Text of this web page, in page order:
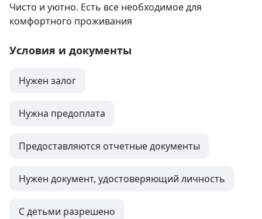
Чисто и уютно. Есть все необходимое для
комфортного проживания
Условия и документы
Нужен залог
Нужна предоплата
Предоставляются отчетные документы
Нужен документ, удостоверяющий личность
С детьми разрешено